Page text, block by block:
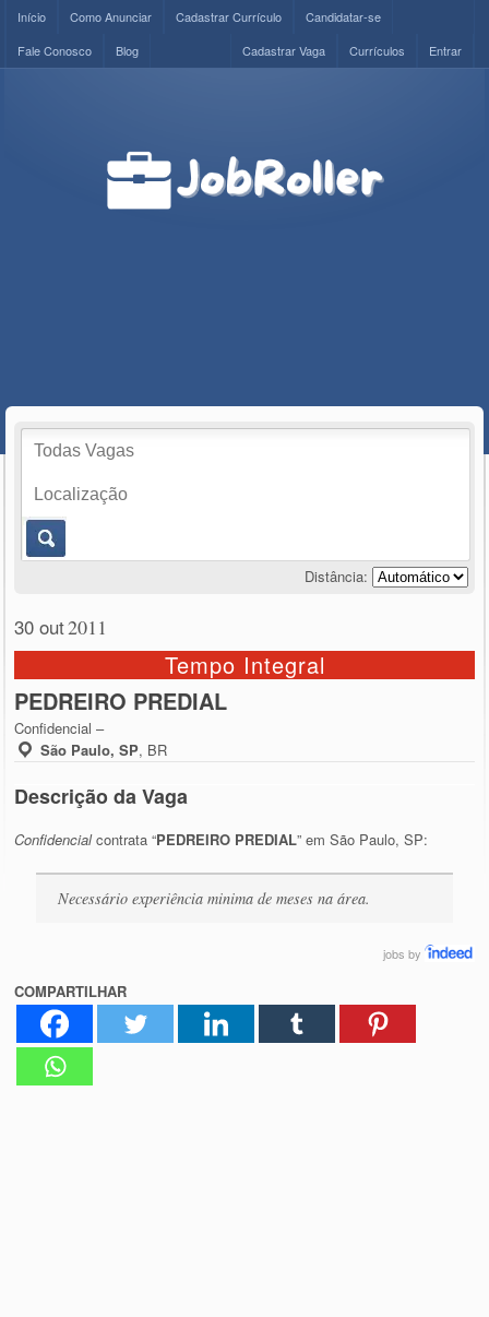
Início Como Anunciar Cadastrar Currículo
Candidatar-se
Fale Conosco
Blog Entrar
Currículos
Cadastrar Vaga
Distância:
30 out2011
Tempo Integral
PEDREIRO PREDIAL
Confidencial –
São Paulo, SP, BR
Descrição da Vaga
Confidencialcontrata “PEDREIRO PREDIAL” em São Paulo, SP:
Necessário experiência minima de meses na área.
jobs by
COMPARTILHAR